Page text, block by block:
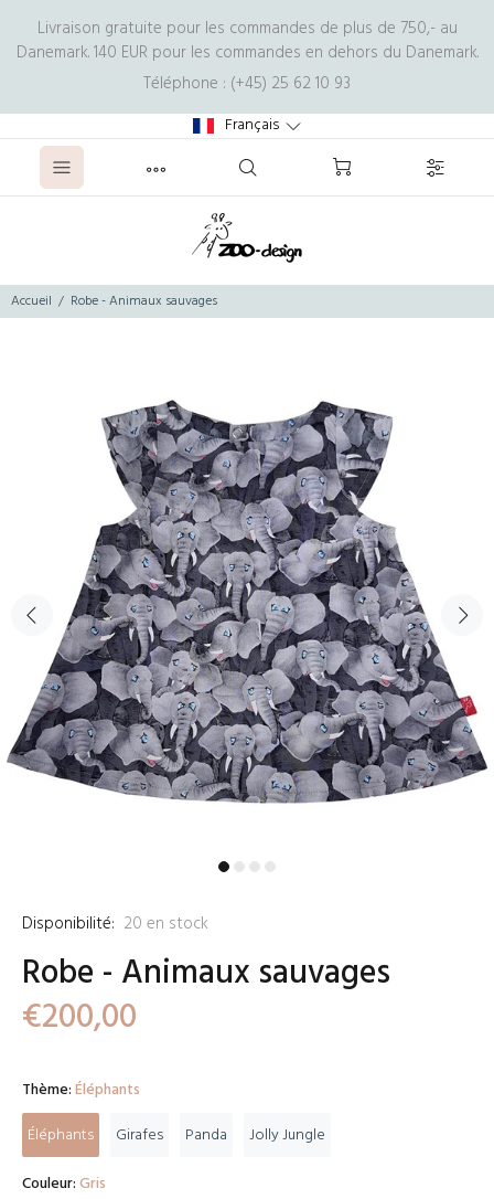
Livraison gratuite pour les commandes de plus de 750,- au
Danemark. 140 EUR pour les commandes en dehors du Danemark.
Téléphone : (+45) 25 62 10 93
Français
Accueil Robe - Animaux sauvages
Disponibilité: 20 en stock
Robe - Animaux sauvages
€200,00
Thème:Éléphants
Éléphants
Girafes Panda
Jolly Jungle
Couleur:Gris